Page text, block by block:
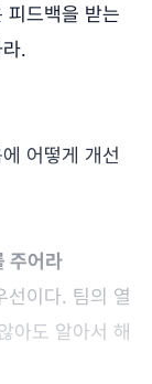
피드백을 받는
.
어떻게 개선
주어라
선이다. 팀의 열
아도 알아서 해